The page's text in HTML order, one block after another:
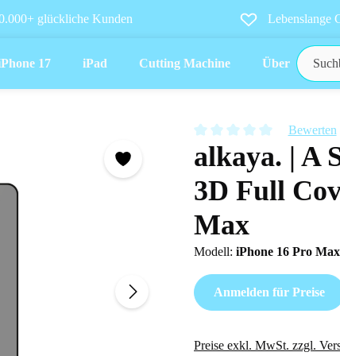
glückliche Kunden Lebenslange
17 iPad Cutting Machine Über uns
Durchschnittliche
Bewerten
alkaya. | A
3D Full
Max
Modell: iPhone 16 Pro Max
Anmelden für Preise
Preise exkl. MwSt. zzgl.